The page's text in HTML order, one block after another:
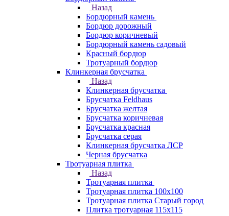
Назад
Бордюрный камень
Бордюр дорожный
Бордюр коричневый
Бордюрный камень садовый
Красный бордюр
Тротуарный бордюр
Клинкерная брусчатка
Назад
Клинкерная брусчатка
Брусчатка Feldhaus
Брусчатка желтая
Брусчатка коричневая
Брусчатка красная
Брусчатка серая
Клинкерная брусчатка ЛСР
Черная брусчатка
Тротуарная плитка
Назад
Тротуарная плитка
Тротуарная плитка 100x100
Тротуарная плитка Старый город
Плитка тротуарная 115x115